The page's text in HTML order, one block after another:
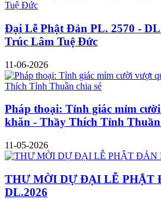
Đại Lễ Phật Đản PL. 2570 -
Trúc Lâm Tuệ Đức
11-06-2026
Pháp thoại: Tỉnh giác mỉm
khăn - Thầy Thích Tỉnh Thuần
11-05-2026
THƯ MỜI DỰ ĐẠI LỄ PHẬT
DL.2026